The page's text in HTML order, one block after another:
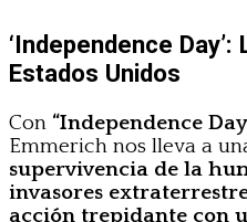
‘Independence
Estados Unidos
Con “Independence
Emmerich nos lleva a
supervivencia de la
invasores
acción trepidante con